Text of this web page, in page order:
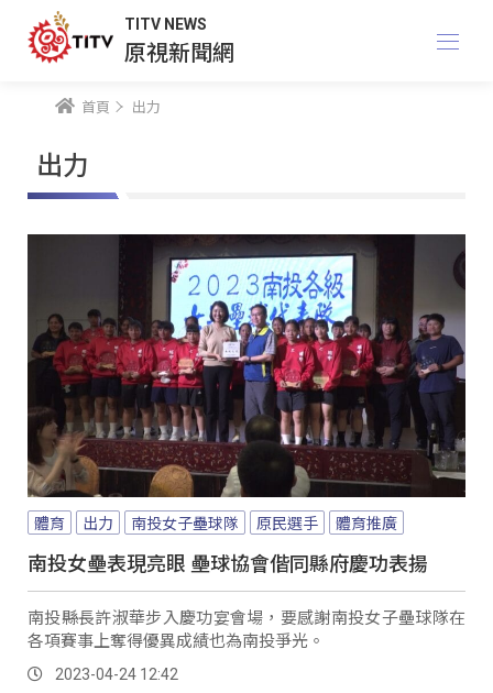
TITV NEWS
原視新聞網
首頁 出力
出力
體育 出力 南投女子壘球隊 原民選手 體育推廣
南投女壘表現亮眼 壘球協會偕同縣府慶功表揚
南投縣長許淑華步入慶功宴會場，要感謝南投女子壘球隊在
各項賽事上奪得優異成績也為南投爭光。
2023-04-24 12:42